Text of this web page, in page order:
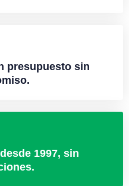
presupuesto sin
1997, sin